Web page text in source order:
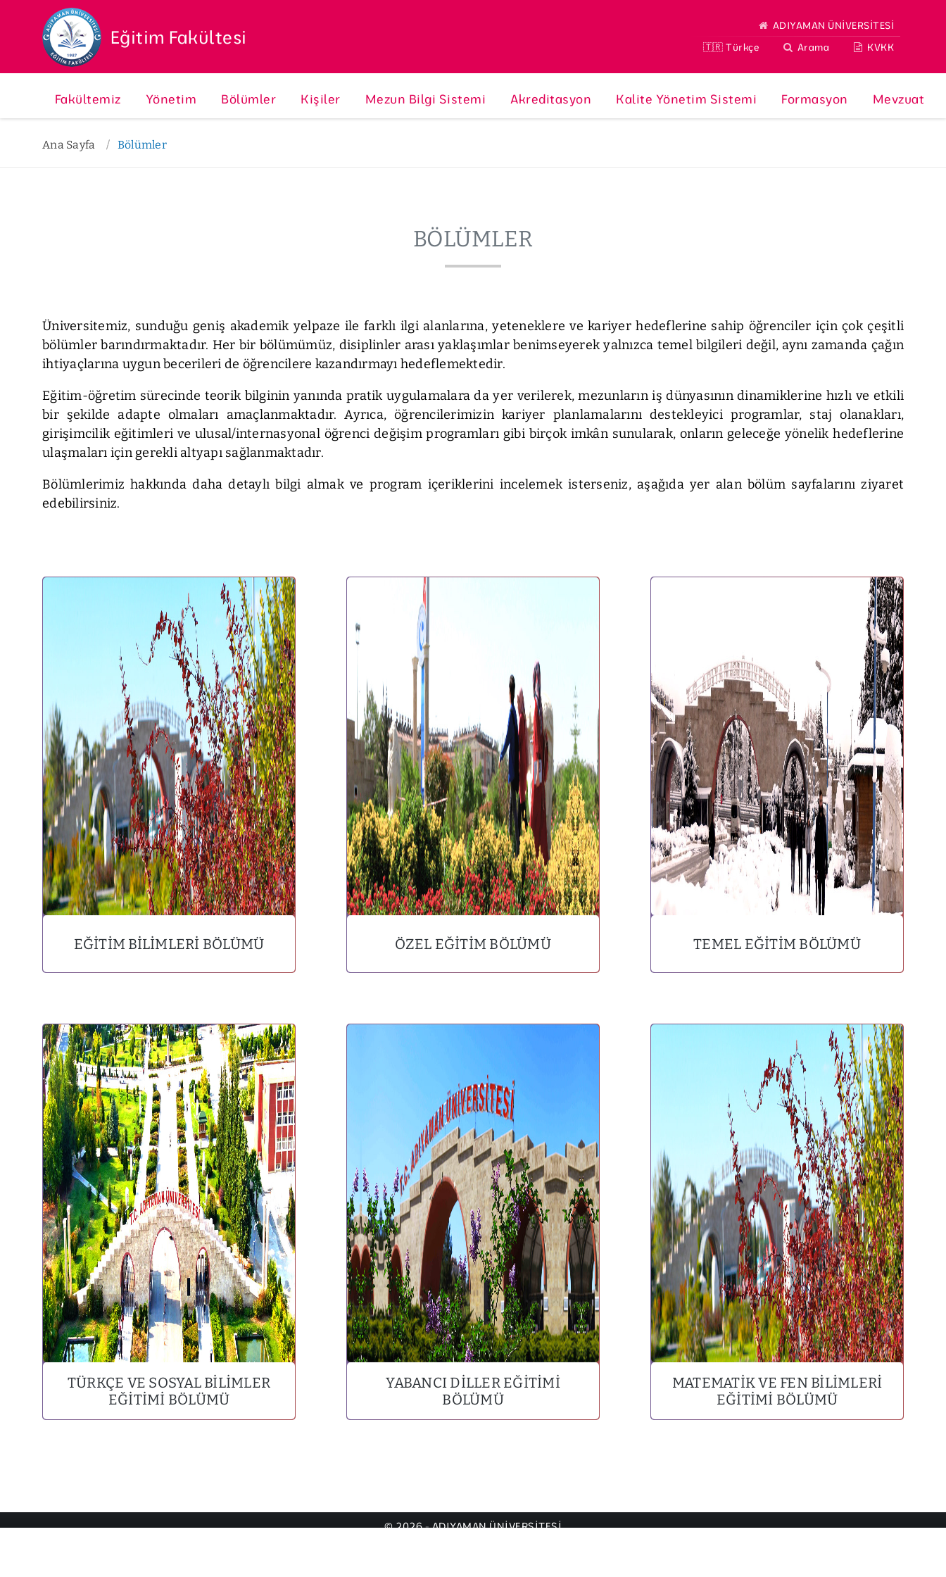
ADIYAMAN ÜNİVERSİTESİ
🇹🇷 Türkçe
Arama KVKK
Eğitim Fakültesi
Fakültemiz Yönetim Bölümler Kişiler Mezun Bilgi Sistemi Akreditasyon Kalite Yönetim Sistemi Formasyon Mevzuat
Ana Sayfa Bölümler
BÖLÜMLER
Üniversitemiz, sunduğu geniş akademik yelpaze ile farklı ilgi alanlarına, yeteneklere ve kariyer hedeflerine sahip öğrenciler için çok çeşitli
bölümler barındırmaktadır. Her bir bölümümüz, disiplinler arası yaklaşımlar benimseyerek yalnızca temel bilgileri değil, aynı zamanda çağın
ihtiyaçlarına uygun becerileri de öğrencilere kazandırmayı hedeflemektedir.
Eğitim-öğretim sürecinde teorik bilginin yanında pratik uygulamalara da yer verilerek, mezunların iş dünyasının dinamiklerine hızlı ve etkili
bir şekilde adapte olmaları amaçlanmaktadır. Ayrıca, öğrencilerimizin kariyer planlamalarını destekleyici programlar, staj olanakları,
girişimcilik eğitimleri ve ulusal/internasyonal öğrenci değişim programları gibi birçok imkân sunularak, onların geleceğe yönelik hedeflerine
ulaşmaları için gerekli altyapı sağlanmaktadır.
Bölümlerimiz hakkında daha detaylı bilgi almak ve program içeriklerini incelemek isterseniz, aşağıda yer alan bölüm sayfalarını ziyaret
edebilirsiniz.
EĞITIM BILIMLERI BÖLÜMÜ ÖZEL EĞITIM BÖLÜMÜ TEMEL EĞITIM BÖLÜMÜ
TÜRKÇE VE SOSYAL BILIMLER
EĞITIMI BÖLÜMÜ
YABANCI DILLER EĞITIMI
BÖLÜMÜ
MATEMATIK VE FEN BILIMLERI
EĞITIMI BÖLÜMÜ
© 2026 - ADIYAMAN ÜNİVERSİTESİ